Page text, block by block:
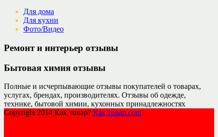
Для дома
Для кухни
Фото/Видео
Ремонт и интерьер отзывы
Бытовая химия отзывы
Полные и исчерпывающие отзывы покупателей о товарах,
услугах, брендах, производителях. Отзывы об одежде,
технике, бытовой химии, кухонных принадлежностях
Copyright 2014 Как товар? Как товар.com